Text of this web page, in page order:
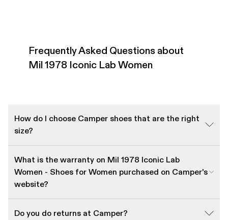
Frequently Asked Questions about
Mil 1978 Iconic Lab Women
How do I choose Camper shoes that are the right
size?
What is the warranty on Mil 1978 Iconic Lab
Women - Shoes for Women purchased on Camper's
website?
Do you do returns at Camper?